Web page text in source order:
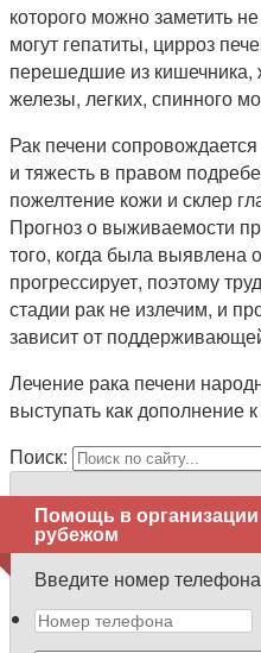
которого можно заметить
могут гепатиты, цирроз
перешедшие из кишечника,
железы, легких, спинного
Рак печени
и тяжесть в правом
пожелтение кожи и склер
Прогноз о выживаемости
того, когда была выявлена
прогрессирует, поэтому
стадии рак не излечим, и
зависит от
Лечение рака печени
выступать как дополнение
Поиск:
Помощь в организации
рубежом
Введите номер